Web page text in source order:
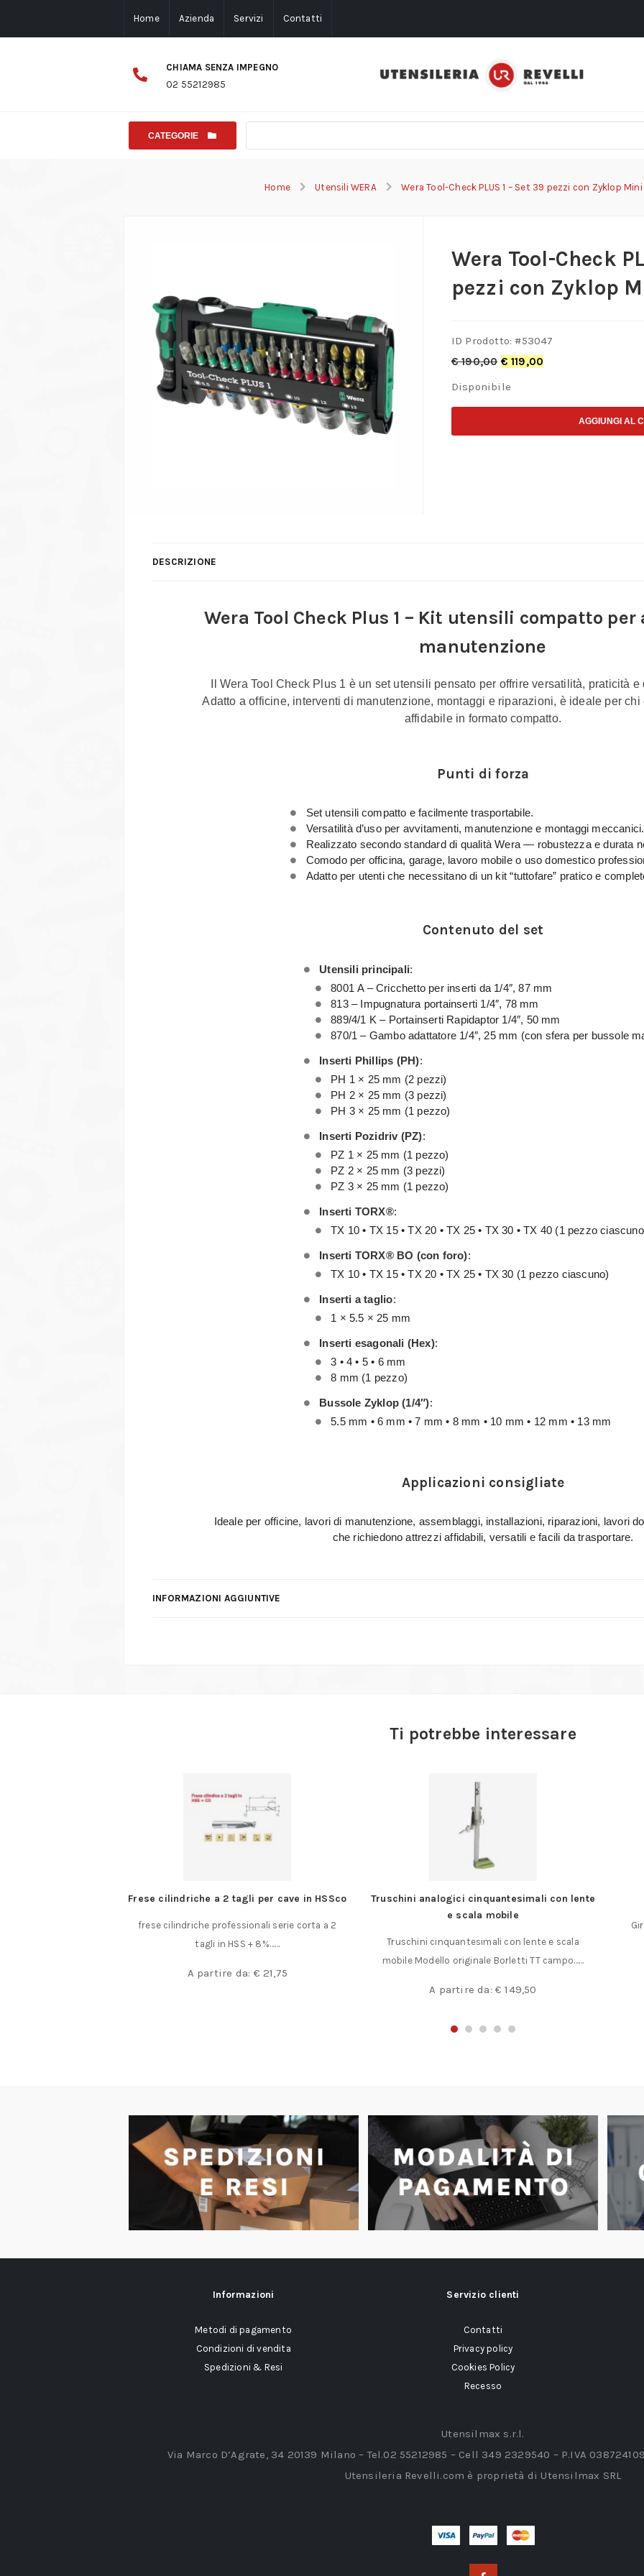
Home Azienda Servizi Contatti
CHIAMA SENZA IMPEGNO
02 55212985
CATEGORIE
Home Utensili WERA Wera Tool-Check PLUS 1 – Set 39 pezzi con Zyklop
Wera Tool-Check
pezzi con Zyklop
ID Prodotto: #53047
€190,00 € 119,00
Disponibile
AGGIUNGI AL
DESCRIZIONE
Wera Tool Check Plus 1 – Kit utensili compatto
manutenzione
Il Wera Tool Check Plus 1 è un set utensili pensato per offrire versatilità, praticità
Adatto a officine, interventi di manutenzione, montaggi e riparazioni, è ideale per chi
affidabile in formato compatto.
Punti di forza
Set utensili compatto e facilmente trasportabile.
Versatilità d’uso per avvitamenti, manutenzione e montaggi meccanici.
Realizzato secondo standard di qualità Wera — robustezza e durata
Comodo per officina, garage, lavoro mobile o uso domestico
Adatto per utenti che necessitano di un kit “tuttofare” pratico e
Contenuto del set
Utensili principali:
8001 A – Cricchetto per inserti da 1/4″, 87 mm
813 – Impugnatura portainserti 1/4″, 78 mm
889/4/1 K – Portainserti Rapidaptor 1/4″, 50 mm
870/1 – Gambo adattatore 1/4″, 25 mm (con sfera per bussole
Inserti Phillips (PH):
PH 1 × 25 mm (2 pezzi)
PH 2 × 25 mm (3 pezzi)
PH 3 × 25 mm (1 pezzo)
Inserti Pozidriv (PZ):
PZ 1 × 25 mm (1 pezzo)
PZ 2 × 25 mm (3 pezzi)
PZ 3 × 25 mm (1 pezzo)
Inserti TORX®:
TX 10 • TX 15 • TX 20 • TX 25 • TX 30 • TX 40 (1 pezzo
Inserti TORX® BO (con foro):
TX 10 • TX 15 • TX 20 • TX 25 • TX 30 (1 pezzo ciascuno)
Inserti a taglio:
1 × 5.5 × 25 mm
Inserti esagonali (Hex):
3 • 4 • 5 • 6 mm
8 mm (1 pezzo)
Bussole Zyklop (1/4″):
5.5 mm • 6 mm • 7 mm • 8 mm • 10 mm • 12 mm • 13 mm
Applicazioni consigliate
Ideale per officine, lavori di manutenzione, assemblaggi, installazioni, riparazioni, lavori
che richiedono attrezzi affidabili, versatili e facili da trasportare.
INFORMAZIONI AGGIUNTIVE
Ti potrebbe interessare
Truschini analogici cinquantesimali con lente
Truschini cinquantesimali con lente e scala
Giraviti a taglio
resina sintetica. Lama in acciaio……
Informazioni
Metodi di pagamento
Condizioni di vendita
Spedizioni & Resi
Servizio clienti
Contatti
Privacy policy
Cookies Policy
Recesso
Utensilmax s.r.l.
Via Marco D’Agrate, 34 20139 Milano – Tel.02 55212985 – Cell 349 2329540 – P.IVA
Utensileria Revelli.com è proprietà di Utensilmax SRL